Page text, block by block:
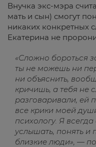
Внучка экс-мэра
мать и сын) смогут
никаких конкретных
Екатерина не
«Сложно бороться
ты не можешь ни
ни объяснить,
кричишь, а тебя не
разговаривали, ей
все крики моей
психологу. Я
услышать, понять и
близкие люди», —